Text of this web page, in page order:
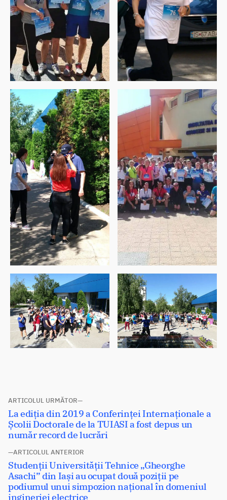
Navigare
în
articole
ARTICOLUL ANTERIOR
Articolul
anterior:
Studenții Universității Tehnice „Gheorghe
Asachi” din Iași au ocupat două poziții pe
podiumul unui simpozion național în domeniul
ingineriei electrice
ARTICOLUL URMĂTOR
Articolul
următor:
La ediția din 2019 a Conferinței Internaționale a
Școlii Doctorale de la TUIASI a fost depus un
număr record de lucrări